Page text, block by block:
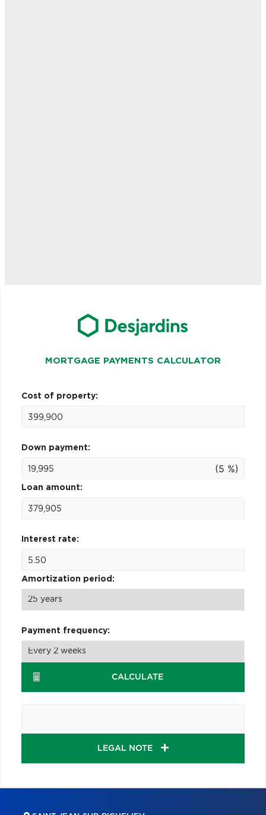
MORTGAGE PAYMENTS CALCULATOR
Cost of property:
Down payment:
(5 %)
Loan amount:
Interest rate:
Amortization period:
Payment frequency:
CALCULATE
LEGAL NOTE